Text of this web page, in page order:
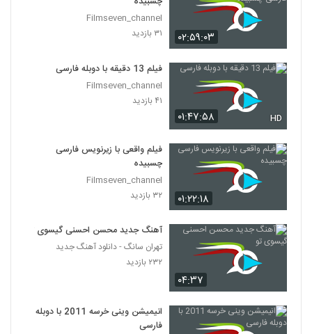
۰۲:۵۹:۰۳
Filmseven_channel
۳۱ بازدید
۰۱:۴۷:۵۸ HD
فیلم 13 دقیقه با دوبله فارسی
Filmseven_channel
۴۱ بازدید
۰۱:۲۲:۱۸
فیلم واقعی با زیرنویس فارسی
چسبیده
Filmseven_channel
۳۲ بازدید
۰۴:۳۷
آهنگ جدید محسن احسنی گیسوی تو
تهران سانگ - دانلود آهنگ جدید
۲۳۲ بازدید
انیمیشن وینی خرسه 2011 با دوبله
فارسی